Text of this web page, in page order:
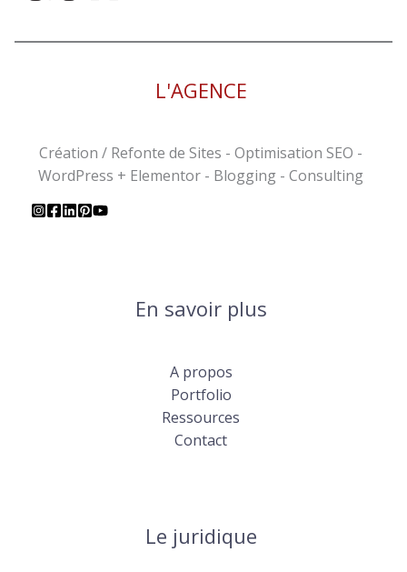
L'AGENCE
Création / Refonte de Sites - Optimisation SEO -
WordPress + Elementor - Blogging - Consulting
En savoir plus
A propos
Portfolio
Ressources
Contact
Le juridique